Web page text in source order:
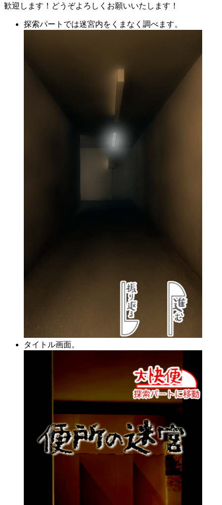
歓迎します！どうぞよろしくお願いいたします！
探索パートでは迷宮内をくまなく調べます。
タイトル画面。